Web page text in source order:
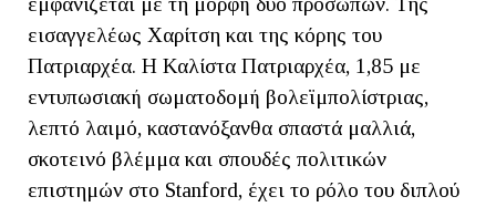
εισαγγελέως Χαρίτση και της κόρης του
Πατριαρχέα. Η Καλίστα Πατριαρχέα, 1,85 με
εντυπωσιακή σωματοδομή βολεϊμπολίστριας,
λεπτό λαιμό, καστανόξανθα σπαστά μαλλιά,
σκοτεινό βλέμμα και σπουδές πολιτικών
επιστημών στο Stanford, έχει το ρόλο του διπλού